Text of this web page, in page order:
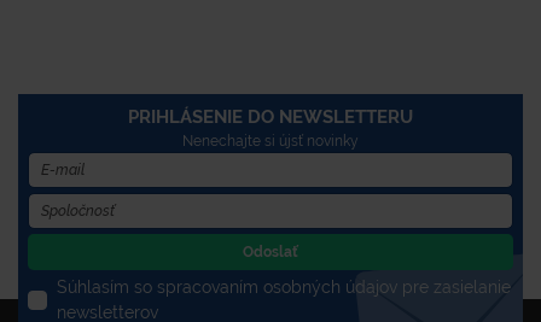
PRIHLÁSENIE DO NEWSLETTERU
Nenechajte si újsť novinky
Odoslať
Súhlasím so spracovaním osobných údajov pre zasielanie
newsletterov